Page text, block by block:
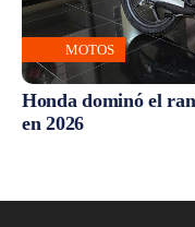
MOTOS
Honda dominó el
en 2026